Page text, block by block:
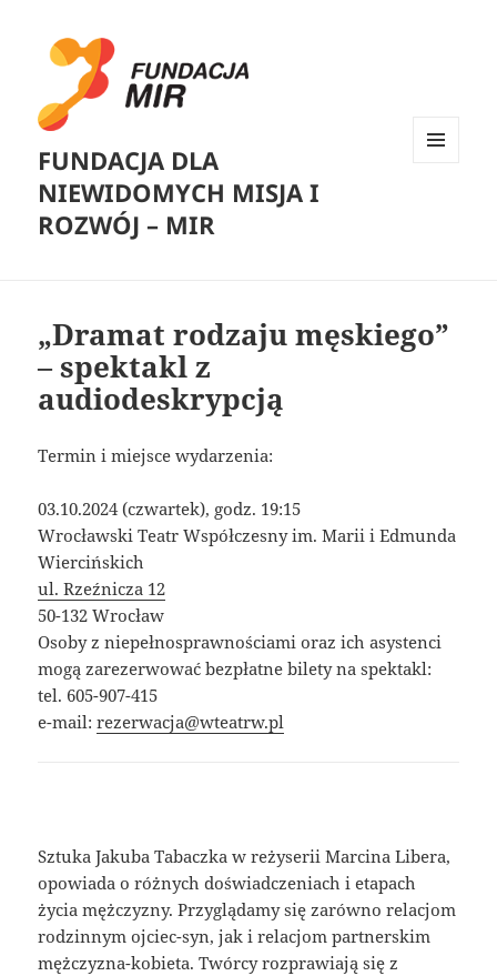
FUNDACJA DLA
NIEWIDOMYCH MISJA I
ROZWÓJ – MIR
„Dramat rodzaju męskiego”
– spektakl z
audiodeskrypcją
Termin i miejsce wydarzenia:
03.10.2024 (czwartek), godz. 19:15
Wrocławski Teatr Współczesny im. Marii i Edmunda
Wiercińskich
ul. Rzeźnicza 12
50-132 Wrocław
Osoby z niepełnosprawnościami oraz ich asystenci
mogą zarezerwować bezpłatne bilety na spektakl:
tel. 605-907-415
e-mail:rezerwacja@wteatrw.pl
Sztuka Jakuba Tabaczka w reżyserii Marcina Libera,
opowiada o różnych doświadczeniach i etapach
życia mężczyzny. Przyglądamy się zarówno relacjom
rodzinnym ojciec-syn, jak i relacjom partnerskim
mężczyzna-kobieta. Twórcy rozprawiają się z